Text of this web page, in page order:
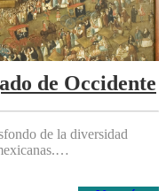
de Occidente
de la diversidad